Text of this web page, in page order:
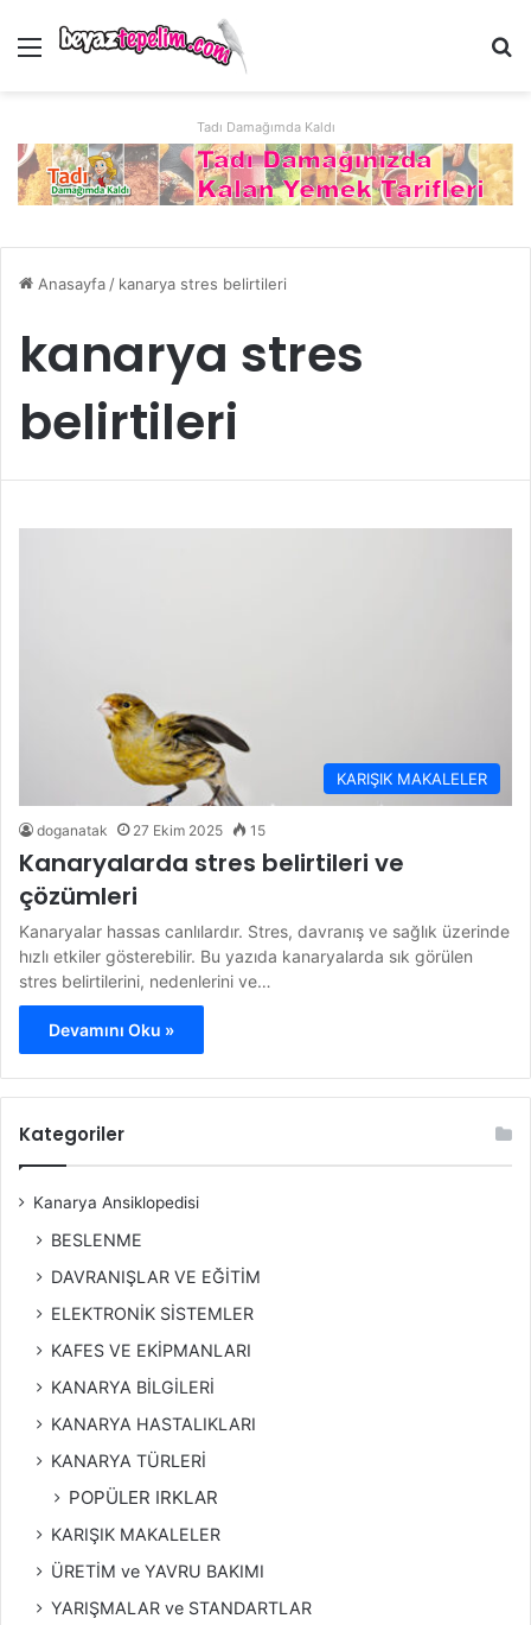
Menü
Tadı Damağımda Kaldı
Anasayfa / kanarya stres belirtileri
kanarya stres
belirtileri
KARIŞIK MAKALELER
doganatak 27 Ekim 2025 15
Kanaryalarda stres belirtileri ve
çözümleri
Kanaryalar hassas canlılardır. Stres, davranış ve sağlık üzerinde
hızlı etkiler gösterebilir. Bu yazıda kanaryalarda sık görülen
stres belirtilerini, nedenlerini ve…
Devamını Oku »
Kategoriler
Kanarya Ansiklopedisi
BESLENME
DAVRANIŞLAR VE EĞİTİM
ELEKTRONİK SİSTEMLER
KAFES VE EKİPMANLARI
KANARYA BİLGİLERİ
KANARYA HASTALIKLARI
KANARYA TÜRLERİ
POPÜLER IRKLAR
KARIŞIK MAKALELER
ÜRETİM ve YAVRU BAKIMI
YARIŞMALAR ve STANDARTLAR